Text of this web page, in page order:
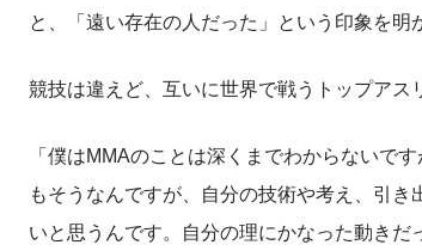
と、「遠い存在の人だった」という印象を明
競技は違えど、互いに世界で戦うトップアス
「僕はMMAのことは深くまでわからないで
もそうなんですが、自分の技術や考え、引
いと思うんです。自分の理にかなった動き